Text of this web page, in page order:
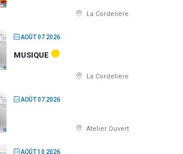
La Cordelière
AOÛT 07 2026
MUSIQUE
La Cordelière
AOÛT 07 2026
Atelier Ouvert
AOÛT 10 2026